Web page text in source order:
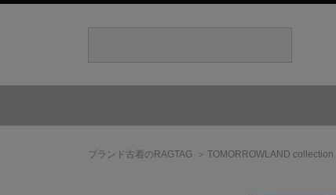
ブランド古着のRAGTAG TOMORROWLAND collection